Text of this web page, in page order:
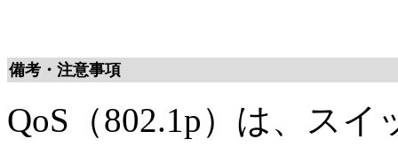
備考・注意事項
QoS（802.1p）は、ス